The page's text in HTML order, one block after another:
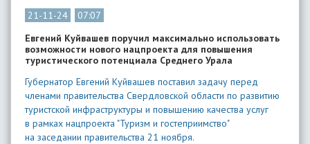
21-11-24
07:07
Евгений Куйвашев поручил максимально использовать
возможности нового нацпроекта для повышения
туристического потенциала Среднего Урала
Губернатор Евгений Куйвашев поставил задачу перед
членами правительства Свердловской области по развитию
туристской инфраструктуры и повышению качества услуг
в рамках нацпроекта "Туризм и гостеприимство"
на заседании правительства 21 ноября.